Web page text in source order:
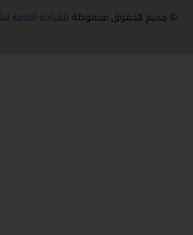
© جميع الحقوق محفوظةللقيادة العامة